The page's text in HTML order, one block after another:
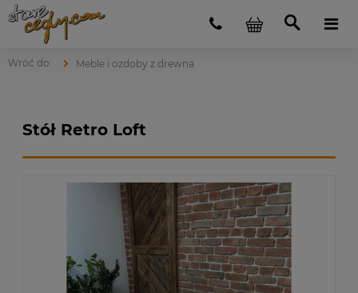
Meble i ozdoby z drewna
Stół Retro Loft